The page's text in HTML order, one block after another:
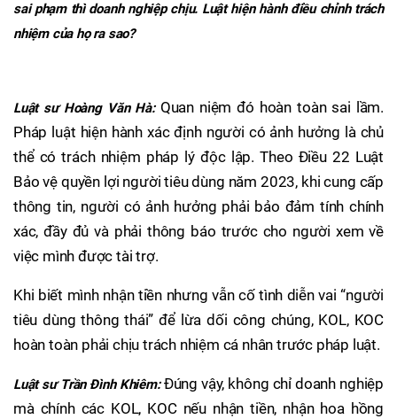
sai phạm thì doanh nghiệp chịu. Luật hiện hành điều chỉnh trách
nhiệm của họ ra sao?
Luật sư Hoàng Văn Hà: Quan niệm đó hoàn toàn sai lầm.
Pháp luật hiện hành xác định người có ảnh hưởng là chủ
thể có trách nhiệm pháp lý độc lập. Theo Điều 22 Luật
Bảo vệ quyền lợi người tiêu dùng năm 2023, khi cung cấp
thông tin, người có ảnh hưởng phải bảo đảm tính chính
xác, đầy đủ và phải thông báo trước cho người xem về
việc mình được tài trợ.
Khi biết mình nhận tiền nhưng vẫn cố tình diễn vai “người
tiêu dùng thông thái” để lừa dối công chúng, KOL, KOC
hoàn toàn phải chịu trách nhiệm cá nhân trước pháp luật.
Luật sư Trần Đình Khiêm:Đúng vậy, không chỉ doanh nghiệp
mà chính các KOL, KOC nếu nhận tiền, nhận hoa hồng